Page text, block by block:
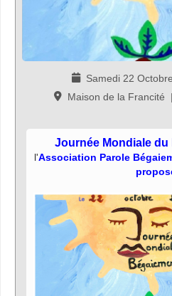
Samedi 22
Maison de la Francité |
Journée Mondiale du
l'Association Parole